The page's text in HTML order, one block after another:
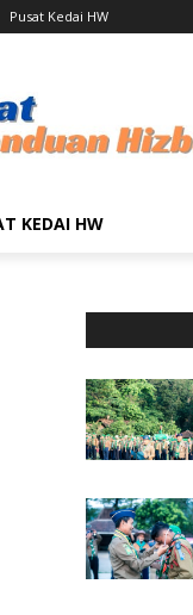
Pusat Kedai HW
KEDAI HW